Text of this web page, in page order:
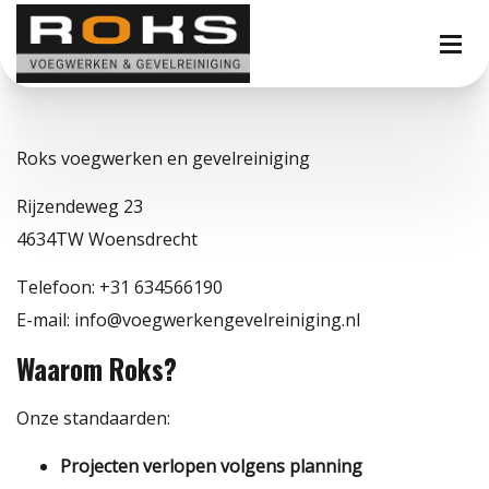
Roks voegwerken en gevelreiniging
Rijzendeweg 23
4634TW Woensdrecht
Telefoon: +31 634566190
E-mail: info@voegwerkengevelreiniging.nl
Waarom Roks?
Onze standaarden:
Projecten verlopen volgens planning